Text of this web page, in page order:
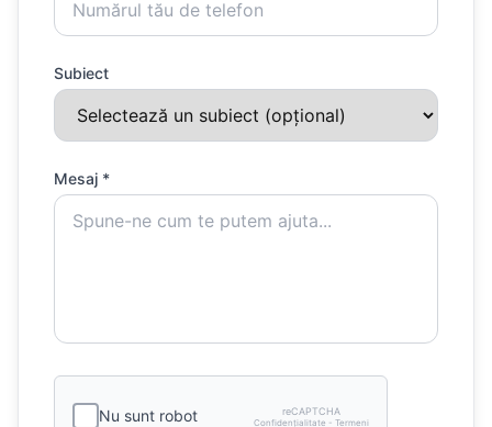
Subiect
Mesaj *
Nu sunt robot reCAPTCHA
Confidențialitate - Termeni